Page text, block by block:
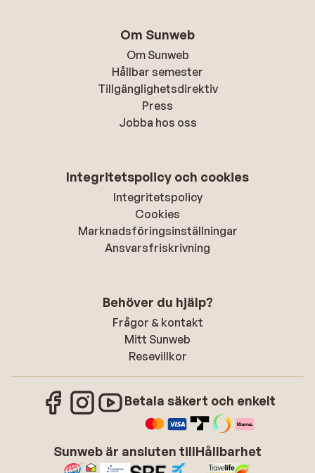
Om Sunweb
Om Sunweb
Hållbar semester
Tillgänglighetsdirektiv
Press
Jobba hos oss
Integritetspolicy och cookies
Integritetspolicy
Cookies
Marknadsföringsinställningar
Ansvarsfriskrivning
Behöver du hjälp?
Frågor & kontakt
Mitt Sunweb
Resevillkor
Betala säkert och enkelt
Sunweb är ansluten tillHållbarhet